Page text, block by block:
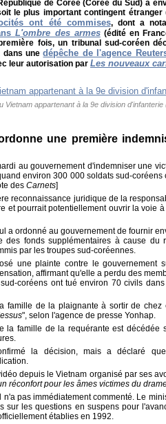
de Corée (Corée du Sud) a
le plus important contingent étranger
ont été commises, dont a
L'ombre des armes(édité en
fois, un tribunal sud-coréen
dans unedépêche de l'agence
leur autorisation par Les nouveaux
Vietnam appartenant à la 9e division d'infanterie
une première
au gouvernement d'indemniser une
environ 300 000 soldats sud-coréens
des Carnets]
reconnaissance juridique de la
et pourrait potentiellement ouvrir la voie
a ordonné au gouvernement de fournir
des fonds supplémentaires à cause du
par les troupes sud-coréennes.
une plainte contre le gouvernement
affirmant qu'elle a perdu des
coréens ont tué environ 70 civils
famille de la plaignante à sortir de chez
", selon l'agence de presse Yonhap.
la famille de la requérante est décédée
la décision, mais a déclaré
depuis le Vietnam organisé par ses
réconfort pour les âmes victimes du
pas immédiatement commenté. Le
sur les questions en suspens pour
établies en 1992.